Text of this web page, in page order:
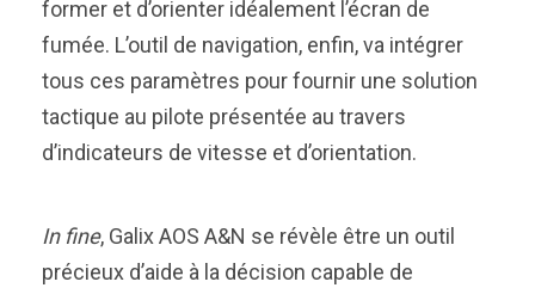
former et d’orienter idéalement l’écran de
fumée. L’outil de navigation, enfin, va intégrer
tous ces paramètres pour fournir une solution
tactique au pilote présentée au travers
d’indicateurs de vitesse et d’orientation.
In fine, Galix AOS A&N se révèle être un outil
précieux d’aide à la décision capable de